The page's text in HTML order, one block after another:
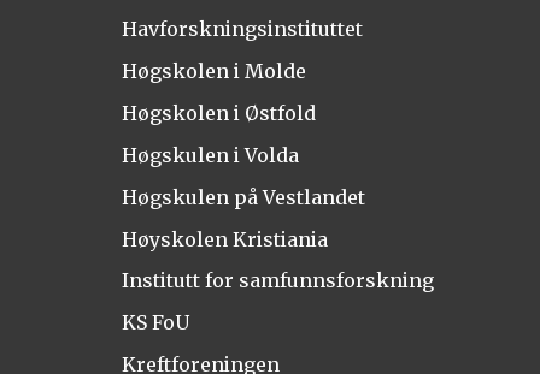
Havforskningsinstituttet
Høgskolen i Molde
Høgskolen i Østfold
Høgskulen i Volda
Høgskulen på Vestlandet
Høyskolen Kristiania
Institutt for samfunnsforskning
KS FoU
Kreftforeningen